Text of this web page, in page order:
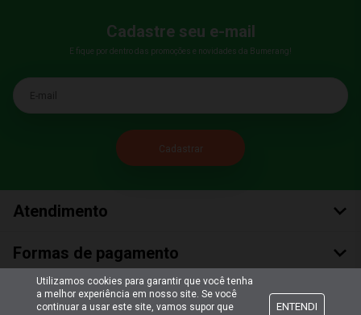
Cadastre seu e-mail
E fique por dentro das promoções e novidades da Bumerang!
E-mail
Atendimento
Formas de pagamento
Formas de envio
Utilizamos cookies para garantir que você tenha
a melhor experiência em nosso site. Se você
continuar a usar este site, vamos supor que
ENTENDI